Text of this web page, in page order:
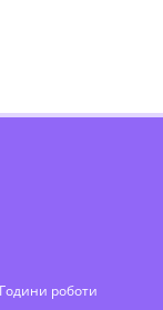
роботи